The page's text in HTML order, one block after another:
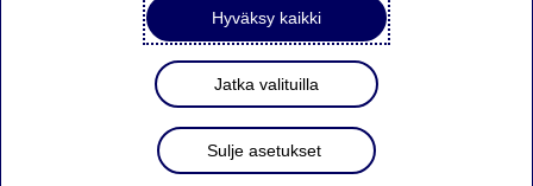
Nordea Bank AB (publ)
laskee liikkeeseen 15 uutta
Hyväksy kaikki
Jatka valituilla
Sulje asetukset